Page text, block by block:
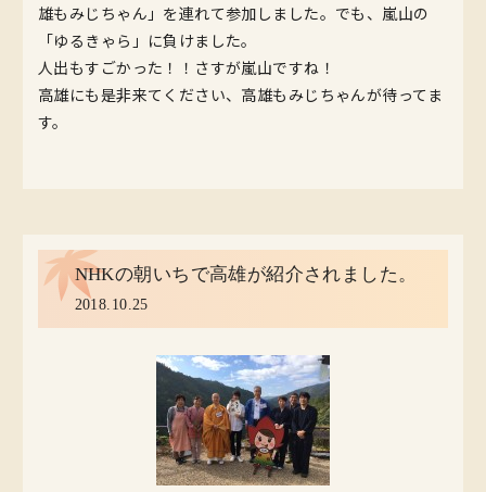
雄もみじちゃん」を連れて参加しました。でも、嵐山の
「ゆるきゃら」に負けました。
人出もすごかった！！さすが嵐山ですね！
高雄にも是非来てください、高雄もみじちゃんが待ってま
す。
NHKの朝いちで高雄が紹介されました。
2018.10.25